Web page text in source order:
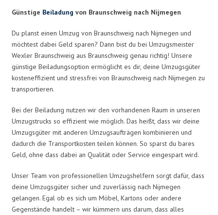
Günstige Beiladung von Braunschweig nach Nijmegen
Du planst einen Umzug von Braunschweig nach Nijmegen und
möchtest dabei Geld sparen? Dann bist du bei Umzugsmeister
Wexler Braunschweig aus Braunschweig genau richtig! Unsere
günstige Beiladungsoption ermöglicht es dir, deine Umzugsgüter
kosteneffizient und stressfrei von Braunschweig nach Nijmegen zu
transportieren.
Bei der Beiladung nutzen wir den vorhandenen Raum in unseren
Umzugstrucks so effizient wie möglich. Das heißt, dass wir deine
Umzugsgüter mit anderen Umzugsaufträgen kombinieren und
dadurch die Transportkosten teilen können. So sparst du bares
Geld, ohne dass dabei an Qualität oder Service eingespart wird.
Unser Team von professionellen Umzugshelfern sorgt dafür, dass
deine Umzugsgüter sicher und zuverlässig nach Nijmegen
gelangen. Egal ob es sich um Möbel, Kartons oder andere
Gegenstände handelt – wir kümmern uns darum, dass alles